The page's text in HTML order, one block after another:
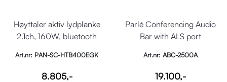
Høyttaler aktiv lydplanke
2.1ch, 160W, bluetooth
Art.nr: PAN-SC-HTB400EGK
8.805,-
Parlé Conferencing Audio
Bar with ALS port
Art.nr: ABC-2500A
19.100,-